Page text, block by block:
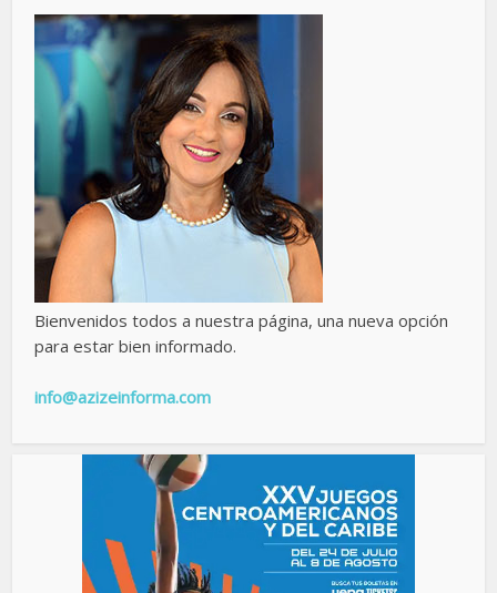
Bienvenidos todos a nuestra página, una nueva opción
para estar bien informado.
info@azizeinforma.com